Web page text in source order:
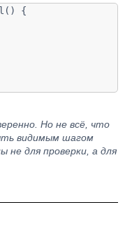
{
Но не всё, что
видимым шагом
для проверки, а для